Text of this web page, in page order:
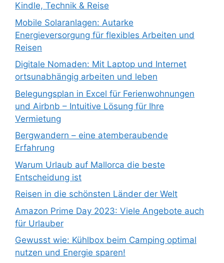
Kindle, Technik & Reise
Mobile Solaranlagen: Autarke
Energieversorgung für flexibles Arbeiten und
Reisen
Digitale Nomaden: Mit Laptop und Internet
ortsunabhängig arbeiten und leben
Belegungsplan in Excel für Ferienwohnungen
und Airbnb – Intuitive Lösung für Ihre
Vermietung
Bergwandern – eine atemberaubende
Erfahrung
Warum Urlaub auf Mallorca die beste
Entscheidung ist
Reisen in die schönsten Länder der Welt
Amazon Prime Day 2023: Viele Angebote auch
für Urlauber
Gewusst wie: Kühlbox beim Camping optimal
nutzen und Energie sparen!